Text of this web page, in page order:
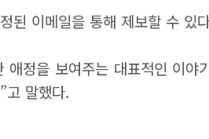
된 이메일을 통해 제보할 수 있
정을 보여주는 대표적인 이야
고 말했다.